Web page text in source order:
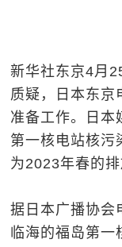
新华社东京4月
质疑，日本东京
准备工作。日本
第一核电站核污
为2023年春的排
据日本广播协会
临海的福岛第一